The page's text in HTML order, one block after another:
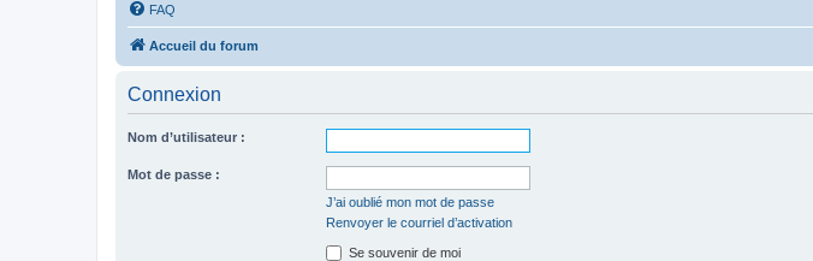
FAQ
Accueil du forum
Connexion
Nom d’utilisateur :
Mot de passe :
J’ai oublié mon mot de passe
Renvoyer le courriel d’activation
Se souvenir de moi